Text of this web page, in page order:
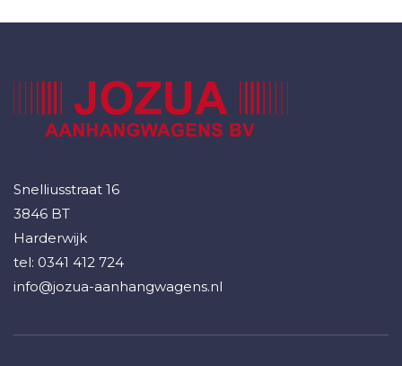
Snelliusstraat 16
3846 BT
Harderwijk
tel: 0341 412 724
info@jozua-aanhangwagens.nl